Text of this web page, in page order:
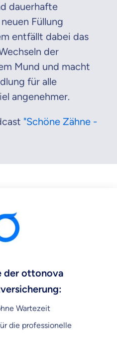
dauerhafte
Füllung
entfällt dabei das
der
Mund und macht
für alle
angenehmer.
"Schöne Zähne -
der ottonova
Wartezeit
die professionelle